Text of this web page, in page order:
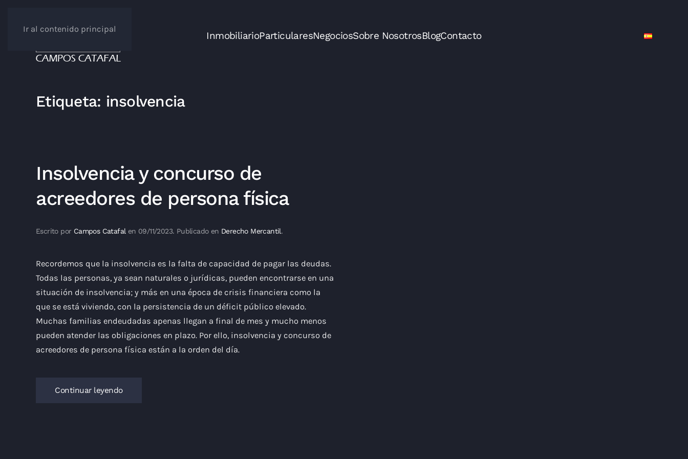
Ir al contenido principal
InmobiliarioParticularesNegociosSobre NosotrosBlogContacto
Etiqueta: insolvencia
Insolvencia y concurso de
acreedores de persona física
Escrito por Campos Catafal en 09/11/2023. Publicado en Derecho Mercantil.
Recordemos que la insolvencia es la falta de capacidad de pagar las deudas.
Todas las personas, ya sean naturales o jurídicas, pueden encontrarse en una
situación de insolvencia; y más en una época de crisis financiera como la
que se está viviendo, con la persistencia de un déficit público elevado.
Muchas familias endeudadas apenas llegan a final de mes y mucho menos
pueden atender las obligaciones en plazo. Por ello, insolvencia y concurso de
acreedores de persona física están a la orden del día.
Continuar leyendo